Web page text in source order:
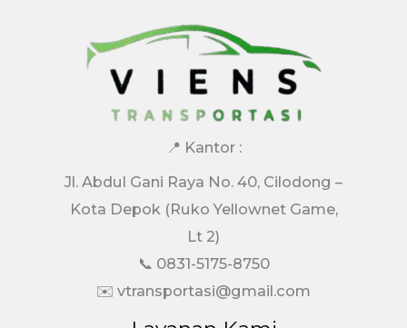
📍 Kantor :
Jl. Abdul Gani Raya No. 40, Cilodong –
Kota Depok (Ruko Yellownet Game,
Lt 2)
📞 0831-5175-8750
✉️ vtransportasi@gmail.com